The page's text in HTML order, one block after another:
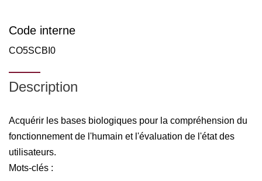
Code interne
CO5SCBI0
Description
Acquérir les bases biologiques pour la compréhension du
fonctionnement de l'humain et l'évaluation de l'état des
utilisateurs.
Mots-clés :